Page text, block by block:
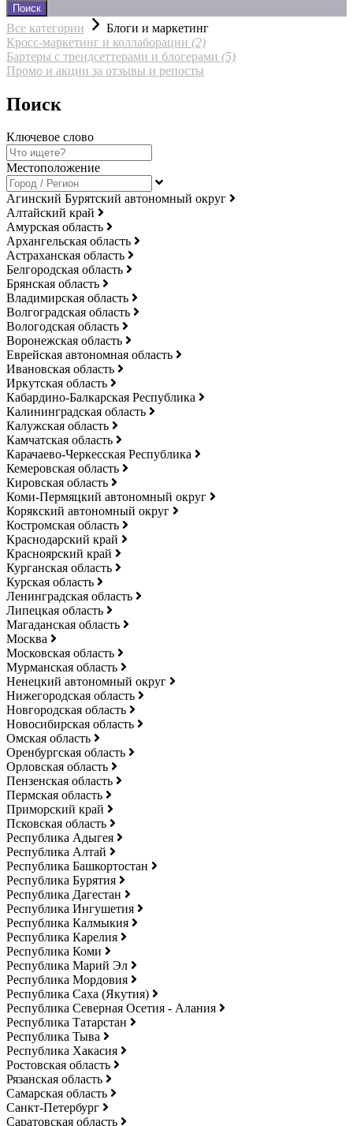
Поиск
Все категории
Блоги и маркетинг
Кросс-маркетинг и коллаборации (2)
Бартеры с трендсеттерами и блогерами (5)
Промо и акции за отзывы и репосты
Поиск
Ключевое слово
Местоположение
Агинский Бурятский автономный округ
Алтайский край
Амурская область
Архангельская область
Астраханская область
Белгородская область
Брянская область
Владимирская область
Волгоградская область
Вологодская область
Воронежская область
Еврейская автономная область
Ивановская область
Иркутская область
Кабардино-Балкарская Республика
Калининградская область
Калужская область
Камчатская область
Карачаево-Черкесская Республика
Кемеровская область
Кировская область
Коми-Пермяцкий автономный округ
Корякский автономный округ
Костромская область
Краснодарский край
Красноярский край
Курганская область
Курская область
Ленинградская область
Липецкая область
Магаданская область
Москва
Московская область
Мурманская область
Ненецкий автономный округ
Нижегородская область
Новгородская область
Новосибирская область
Омская область
Оренбургская область
Орловская область
Пензенская область
Пермская область
Приморский край
Псковская область
Республика Адыгея
Республика Алтай
Республика Башкортостан
Республика Бурятия
Республика Дагестан
Республика Ингушетия
Республика Калмыкия
Республика Карелия
Республика Коми
Республика Марий Эл
Республика Мордовия
Республика Саха (Якутия)
Республика Северная Осетия - Алания
Республика Татарстан
Республика Тыва
Республика Хакасия
Ростовская область
Рязанская область
Самарская область
Санкт-Петербург
Саратовская область